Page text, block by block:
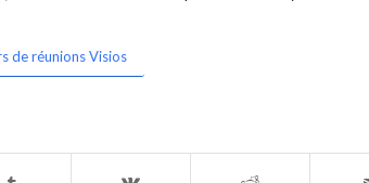
de réunions Visios